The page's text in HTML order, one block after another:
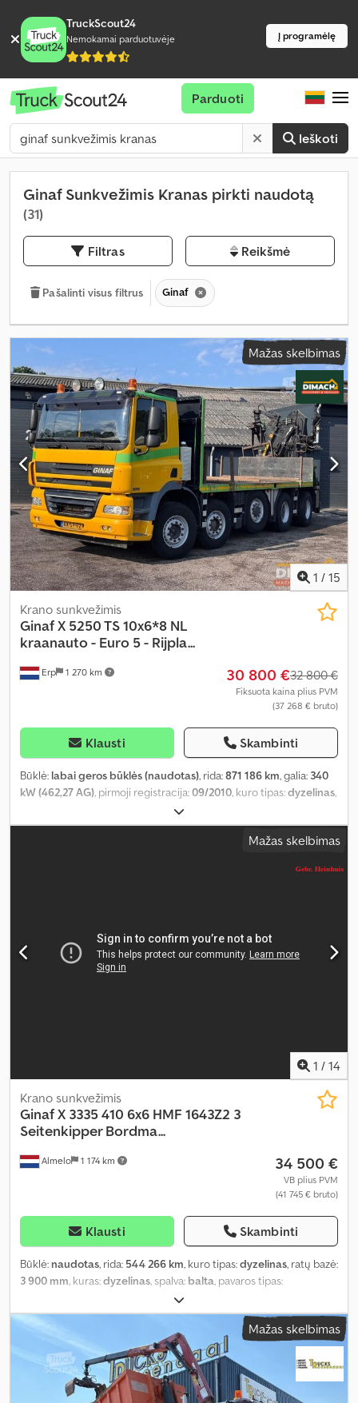
TruckScout24
Nemokamai parduotuvėje Į programėlę
Ieškoti
Parduoti
Ginaf Sunkvežimis Kranas pirkti naudotą
(31)
Filtras Reikšmė
Pašalinti visus filtrus Ginaf
Mažas skelbimas
1 / 15
Erp 1 270 km
Krano sunkvežimis
GinafX 5250 TS 10x6*8 NL
kraanauto - Euro 5 - Rijpla...
30 800 €32 800 €
Fiksuota kaina plius PVM
(37 268 € bruto)
Klausti Skambinti
Būklė: labai geros būklės (naudotas), rida:871 186 km, galia: 340
kW (462,27 AG), pirmoji registracija:09/2010, kuro tipas:dyzelinas,
, ratų bazė:
dyzelinas, stabdžiai:variklio stabdymas, spalva:geltonas, pavaros
, sėdimų vietų skaičius:2,
, leistina
Mažas skelbimas
1 / 14
Almelo 1 174 km
Krano sunkvežimis
GinafX 3335 410 6x6 HMF 1643Z2 3
Seitenkipper Bordma...
34 500 €
VB plius PVM
(41 745 € bruto)
Klausti Skambinti
Būklė: naudotas, rida: 544 266 km, kuro tipas:dyzelinas, ratų bazė:
3 900 mm , kuras:dyzelinas , spalva: balta , pavaros tipas:
Euro 5
AdBlue,
Mažas skelbimas